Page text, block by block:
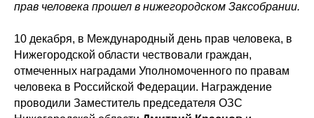
прав человека прошел в нижегородском Заксобрании.
10 декабря, в Международный день прав человека, в
Нижегородской области чествовали граждан,
отмеченных наградами Уполномоченного по правам
человека в Российской Федерации. Награждение
проводили Заместитель председателя ОЗС